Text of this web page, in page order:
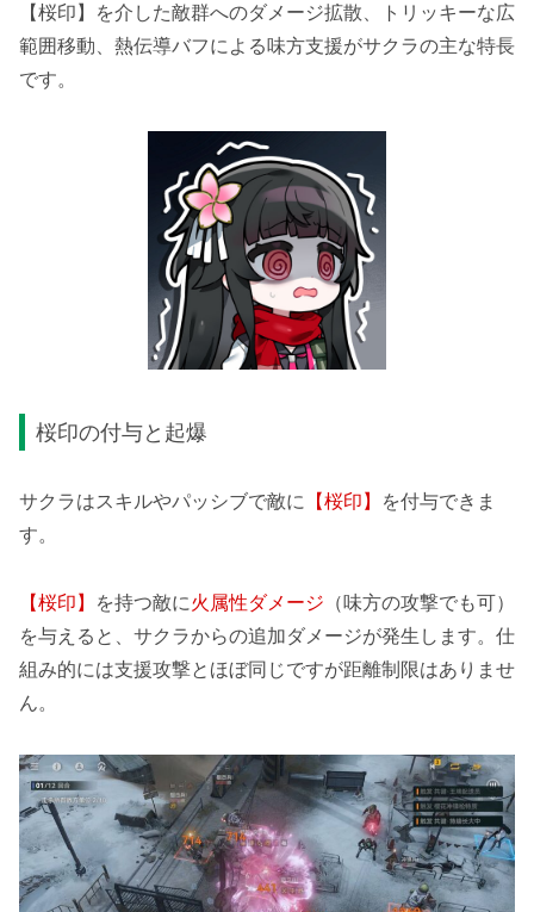
【桜印】を介した敵群へのダメージ拡散、トリッキーな広
範囲移動、熱伝導バフによる味方支援がサクラの主な特長
です。
桜印の付与と起爆
サクラはスキルやパッシブで敵に 【桜印】
を付与できま
す。
【桜印】 を持つ敵に火属性ダメージ （味方の攻撃でも可）
を与えると、サクラからの追加ダメージが発生します。仕
組み的には支援攻撃とほぼ同じですが距離制限はありませ
ん。